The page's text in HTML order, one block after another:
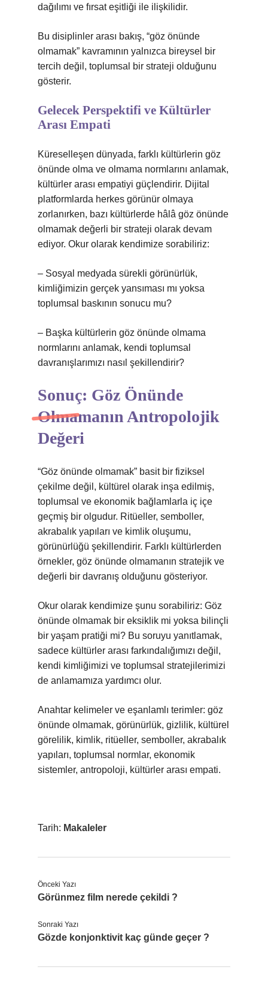
dağılımı ve fırsat eşitliği ile ilişkilidir.
Bu disiplinler arası bakış, “göz önünde
olmamak” kavramının yalnızca bireysel bir
tercih değil, toplumsal bir strateji olduğunu
gösterir.
Gelecek Perspektifi ve Kültürler
Arası Empati
Küreselleşen dünyada, farklı kültürlerin göz
önünde olma ve olmama normlarını anlamak,
kültürler arası empatiyi güçlendirir. Dijital
platformlarda herkes görünür olmaya
zorlanırken, bazı kültürlerde hâlâ göz önünde
olmamak değerli bir strateji olarak devam
ediyor. Okur olarak kendimize sorabiliriz:
– Sosyal medyada sürekli görünürlük,
kimliğimizin gerçek yansıması mı yoksa
toplumsal baskının sonucu mu?
– Başka kültürlerin göz önünde olmama
normlarını anlamak, kendi toplumsal
davranışlarımızı nasıl şekillendirir?
Sonuç: Göz Önünde
Olmamanın Antropolojik
Değeri
“Göz önünde olmamak” basit bir fiziksel
çekilme değil, kültürel olarak inşa edilmiş,
toplumsal ve ekonomik bağlamlarla iç içe
geçmiş bir olgudur. Ritüeller, semboller,
akrabalık yapıları ve kimlik oluşumu,
görünürlüğü şekillendirir. Farklı kültürlerden
örnekler, göz önünde olmamanın stratejik ve
değerli bir davranış olduğunu gösteriyor.
Okur olarak kendimize şunu sorabiliriz: Göz
önünde olmamak bir eksiklik mi yoksa bilinçli
bir yaşam pratiği mi? Bu soruyu yanıtlamak,
sadece kültürler arası farkındalığımızı değil,
kendi kimliğimizi ve toplumsal stratejilerimizi
de anlamamıza yardımcı olur.
Anahtar kelimeler ve eşanlamlı terimler: göz
önünde olmamak, görünürlük, gizlilik, kültürel
görelilik, kimlik, ritüeller, semboller, akrabalık
yapıları, toplumsal normlar, ekonomik
sistemler, antropoloji, kültürler arası empati.
Tarih: Makaleler
Önceki Yazı
Görünmez film nerede çekildi ?
Sonraki Yazı
Gözde konjonktivit kaç günde geçer ?